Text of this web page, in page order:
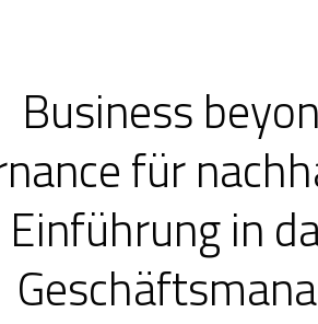
Business
für
Einführung in